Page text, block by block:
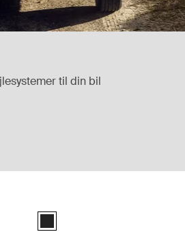
til din bil
Black (selected)